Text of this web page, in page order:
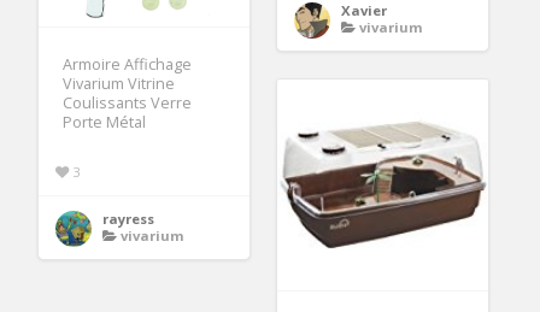
Xavier
vivarium
Armoire Affichage
Vivarium Vitrine
Coulissants Verre
Porte Métal
3
rayress
vivarium